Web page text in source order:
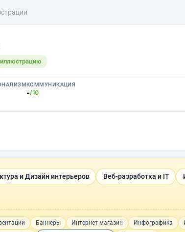
КОММУНИКАЦИЯ
-/10
и Дизайн интерьеров Веб-разработка и IT
Баннеры Интернет магазин Инфографика